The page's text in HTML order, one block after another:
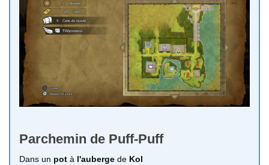
Parchemin de Puff-Puff
Dans un pot à l'auberge de Kol